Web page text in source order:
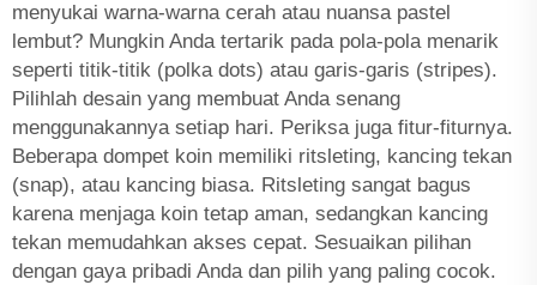
menyukai warna-warna cerah atau nuansa pastel
lembut? Mungkin Anda tertarik pada pola-pola menarik
seperti titik-titik (polka dots) atau garis-garis (stripes).
Pilihlah desain yang membuat Anda senang
menggunakannya setiap hari. Periksa juga fitur-fiturnya.
Beberapa dompet koin memiliki ritsleting, kancing tekan
(snap), atau kancing biasa. Ritsleting sangat bagus
karena menjaga koin tetap aman, sedangkan kancing
tekan memudahkan akses cepat. Sesuaikan pilihan
dengan gaya pribadi Anda dan pilih yang paling cocok.